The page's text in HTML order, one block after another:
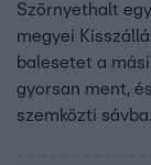
Szörnyethalt
megyei
balesetet a
gyorsan ment,
szemközti